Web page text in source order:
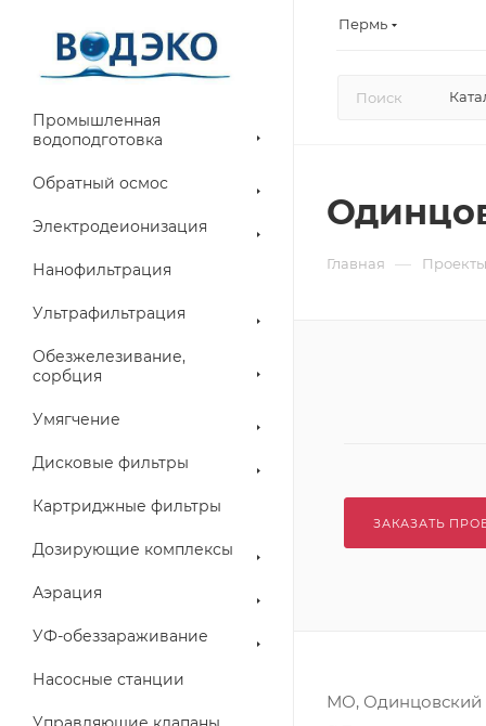
Пермь
Промышленная
водоподготовка
Обратный осмос
Электродеионизация
Нанофильтрация
Ультрафильтрация
Обезжелезивание,
сорбция
Умягчение
Дисковые фильтры
Картриджные фильтры
Дозирующие комплексы
Аэрация
УФ-обеззараживание
Насосные станции
Главная — Проекты
ЗАКАЗАТЬ
МО, Одинцовский